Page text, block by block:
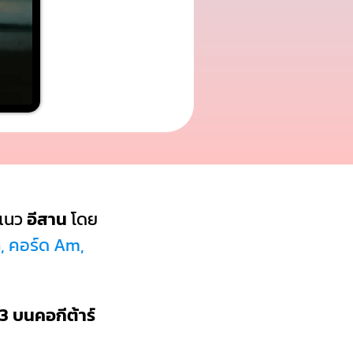
วอีสานโดย
คอร์ด Am,
บนคอกีต้าร์